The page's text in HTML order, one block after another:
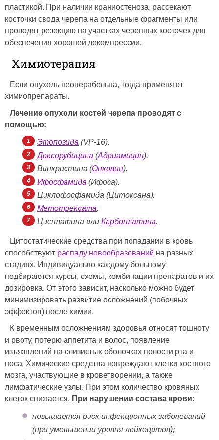
пластикой. При наличии краниостеноза, рассекают
косточки свода черепа на отдельные фрагменты или
проводят резекцию на участках черепных косточек для
обеспечения хорошей декомпрессии.
Химиотерапия
Если опухоль неоперабельна, тогда применяют
химиопрепараты.
Лечение опухоли костей черепа проводят с
помощью:
Этопозида (VP-16).
Доксорубицина (Адриамицин).
Винкристина (Онковин).
Ифосфамида (Ифоса).
Циклофосфамида (Цитоксана).
Метотрексата.
Цисплатина или Карбоплатина.
Цитостатические средства при попадании в кровь
способствуют распаду новообразований на разных
стадиях. Индивидуально каждому больному
подбираются курсы, схемы, комбинации препаратов и их
дозировка. От этого зависит, насколько можно будет
минимизировать развитие осложнений (побочных
эффектов) после химии.
К временным осложнениям здоровья относят тошноту
и рвоту, потерю аппетита и волос, появление
изъязвлений на слизистых оболочках полости рта и
носа. Химические средства повреждают клетки костного
мозга, участвующие в кроветворении, а также
лимфатические узлы. При этом количество кровяных
клеток снижается. При нарушении состава крови:
повышается риск инфекционных заболеваний
(при уменьшении уровня лейкоцитов);